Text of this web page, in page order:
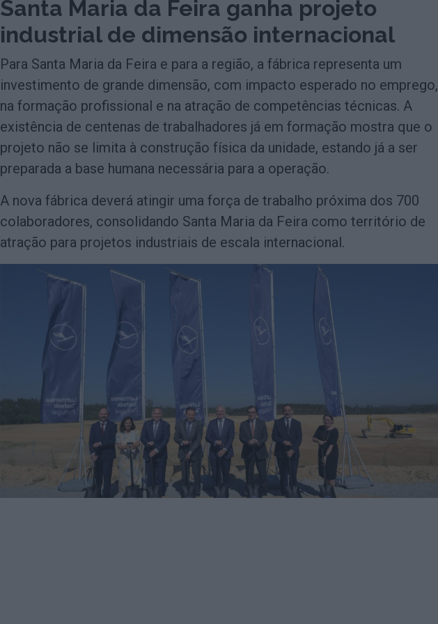
Santa Maria da Feira ganha projeto
industrial de dimensão internacional
Para Santa Maria da Feira e para a região, a fábrica representa um
investimento de grande dimensão, com impacto esperado no emprego,
na formação profissional e na atração de competências técnicas. A
existência de centenas de trabalhadores já em formação mostra que o
projeto não se limita à construção física da unidade, estando já a ser
preparada a base humana necessária para a operação.
A nova fábrica deverá atingir uma força de trabalho próxima dos 700
colaboradores, consolidando Santa Maria da Feira como território de
atração para projetos industriais de escala internacional.